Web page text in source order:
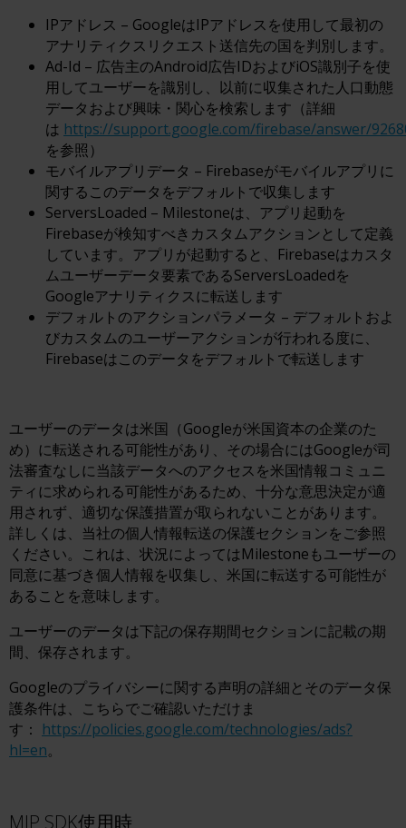
IPアドレス – GoogleはIPアドレスを使用して最初の
アナリティクスリクエスト送信先の国を判別します。
Ad-Id – 広告主のAndroid広告IDおよびiOS識別子を使
用してユーザーを識別し、以前に収集された人口動態
データおよび興味・関心を検索します（詳細
は https://support.google.com/firebase/answer/
を参照）
モバイルアプリデータ – Firebaseがモバイルアプリに
関するこのデータをデフォルトで収集します
ServersLoaded – Milestoneは、アプリ起動を
Firebaseが検知すべきカスタムアクションとして定義
しています。アプリが起動すると、Firebaseはカスタ
ムユーザーデータ要素であるServersLoadedを
Googleアナリティクスに転送します
デフォルトのアクションパラメータ – デフォルトおよ
びカスタムのユーザーアクションが行われる度に、
Firebaseはこのデータをデフォルトで転送します
ユーザーのデータは米国（Googleが米国資本の企業のた
め）に転送される可能性があり、その場合にはGoogleが司
法審査なしに当該データへのアクセスを米国情報コミュニ
ティに求められる可能性があるため、十分な意思決定が適
用されず、適切な保護措置が取られないことがあります。
詳しくは、当社の個人情報転送の保護セクションをご参照
ください。これは、状況によってはMilestoneもユーザーの
同意に基づき個人情報を収集し、米国に転送する可能性が
あることを意味します。
ユーザーのデータは下記の保存期間セクションに記載の期
間、保存されます。
Googleのプライバシーに関する声明の詳細とそのデータ保
護条件は、こちらでご確認いただけま
す： https://policies.google.com/technologies/ads?
hl=en。
MIP SDK使用時